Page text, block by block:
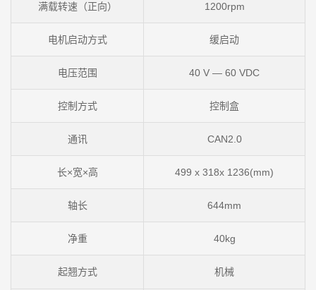
满载转速（正向） 1200rpm
电机启动方式 缓启动
电压范围 40 V — 60 VDC
控制方式 控制盒
通讯 CAN2.0
长×宽×高 499 x 318x 1236(mm)
轴长 644mm
净重 40kg
起翘方式 机械